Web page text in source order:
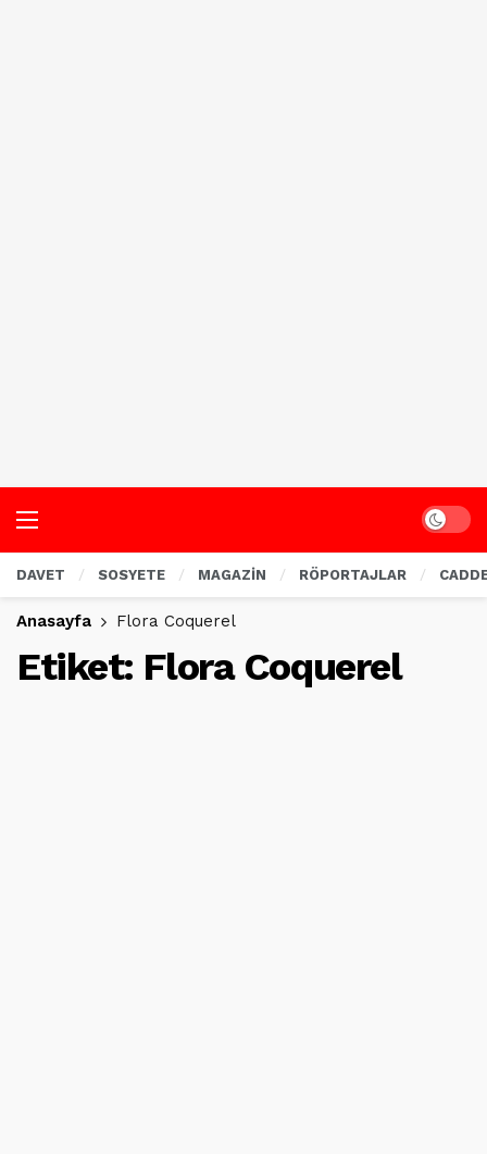
Dark
DAVET SOSYETE MAGAZİN RÖPORTAJLAR
Anasayfa Flora Coquerel
Etiket: Flora Coquerel